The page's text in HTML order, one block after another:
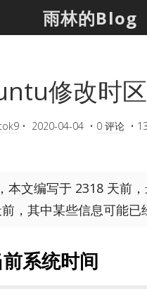
雨林的Blog
修改时
• 2020-04-04• 0 评论•
本文编写于 2318 天前
，其中某些信息可能已
系统时间